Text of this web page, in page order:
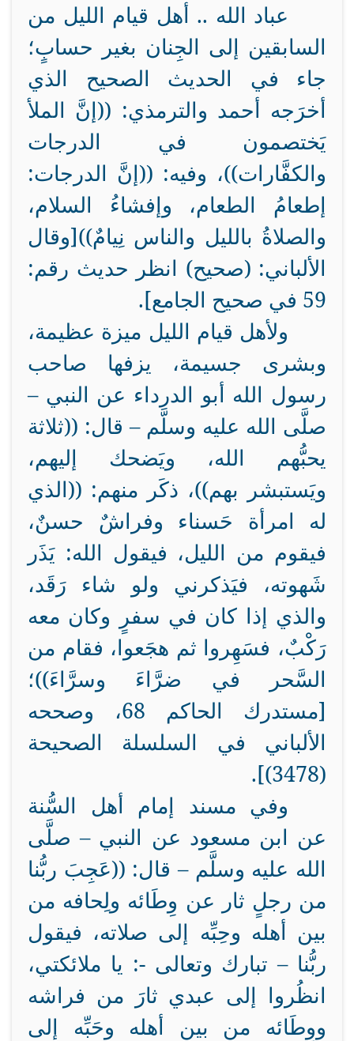
عباد الله .. أهل قيام الليل من
السابقين إلى الجِنان بغير حسابٍ؛
جاء في الحديث الصحيح الذي
أخرَجه أحمد والترمذي: ((إنَّ الملأ
يَختصمون في الدرجات
والكفَّارات))، وفيه: ((إنَّ الدرجات:
إطعامُ الطعام، وإفشاءُ السلام،
والصلاةُ بالليل والناس نِيامٌ))[وقال
الألباني: (صحيح) انظر حديث رقم:
59 في صحيح الجامع].
ولأهل قيام الليل ميزة عظيمة،
وبشرى جسيمة، يزفها صاحب
رسول الله أبو الدرداء عن النبي –
صلَّى الله عليه وسلَّم – قال: ((ثلاثة
يحبُّهم الله، ويَضحك إليهم،
ويَستبشر بهم))، ذكَر منهم: ((الذي
له امرأة حَسناء وفراشٌ حسنٌ،
فيقوم من الليل، فيقول الله: يَذَر
شَهوته، فيَذكرني ولو شاء رَقَد،
والذي إذا كان في سفرٍ وكان معه
رَكْبٌ، فسَهِروا ثم هجَعوا، فقام من
السَّحر في ضرَّاءَ وسرَّاءَ))؛
[مستدرك الحاكم 68، وصححه
الألباني في السلسلة الصحيحة
(3478)].
وفي مسند إمام أهل السُّنة
عن ابن مسعود عن النبي – صلَّى
الله عليه وسلَّم – قال: ((عَجِبَ ربُّنا
من رجلٍ ثار عن وِطَائه ولِحافه من
بين أهله وحِبِّه إلى صلاته، فيقول
ربُّنا – تبارك وتعالى -: يا ملائكتي،
انظُروا إلى عبدي ثارَ من فراشه
ووِطَائه من بين أهله وحَبِّه إلى